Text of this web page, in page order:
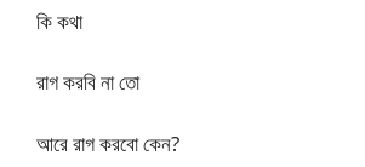
কি কথা
রাগ করবি না তো
আরে রাগ করবো কেন?